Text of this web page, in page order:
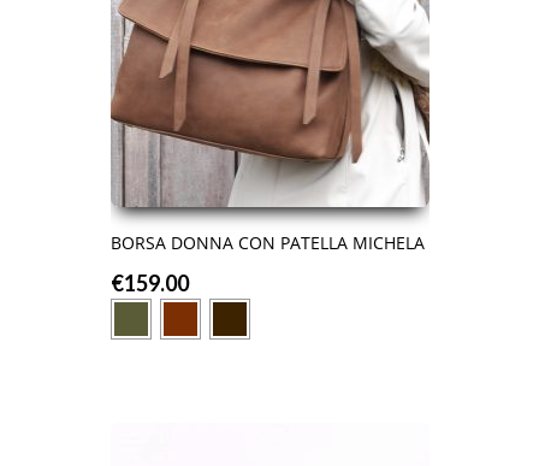
BORSA DONNA CON PATELLA MICHELA
€159.00